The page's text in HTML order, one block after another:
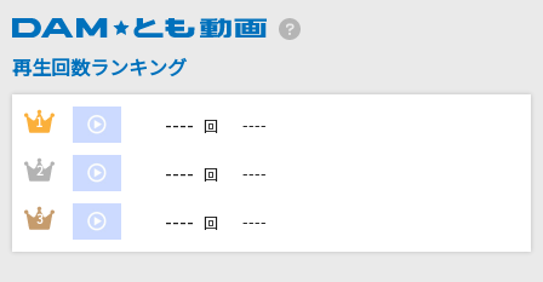
[生音]珍島物語
天童よしみ
再生回数ランキング
1 ---- 回 ----
2 ---- 回 ----
3 ---- 回 ----